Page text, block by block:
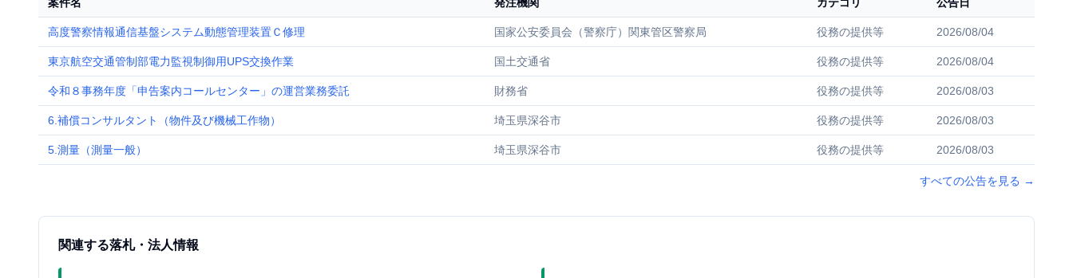
高度警察情報通信基盤システム動態管理装置Ｃ修理 国家公安委員会（警察庁）関東管区警察局 役務の提供等 2026/08/04
東京航空交通管制部電力監視制御用UPS交換作業 国土交通省 役務の提供等 2026/08/04
令和８事務年度「申告案内コールセンター」の運営業務委託 財務省 役務の提供等 2026/08/03
6.補償コンサルタント（物件及び機械工作物） 埼玉県深谷市 役務の提供等 2026/08/03
5.測量（測量一般） 埼玉県深谷市 役務の提供等 2026/08/03
すべての公告を見る →
関連する落札・法人情報